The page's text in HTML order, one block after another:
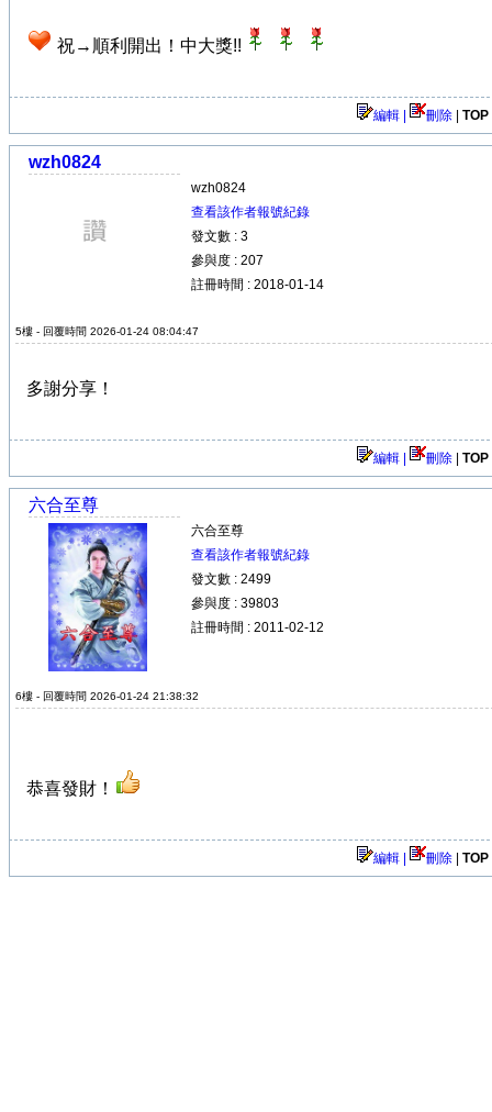
祝→順利開出！中大獎!!
編輯 | 刪除 TOP
wzh0824
wzh0824
查看該作者報號紀錄
發文數 : 3
參與度 : 207
註冊時間 : 2018-01-14
5樓 - 回覆時間 2026-01-24 08:04:47
多謝分享！
編輯 | 刪除 TOP
六合至尊
六合至尊
查看該作者報號紀錄
發文數 : 2499
參與度 : 39803
註冊時間 : 2011-02-12
6樓 - 回覆時間 2026-01-24 21:38:32
恭喜發財！
編輯 | 刪除 TOP